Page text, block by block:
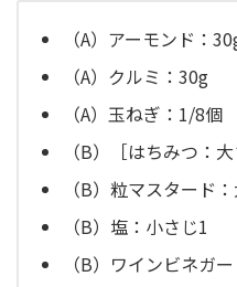
（A）アーモンド：
（A）クルミ：30g
（A）玉ねぎ：1/8個
（B）［はちみつ：
（B）粒マスタード
（B）塩：小さじ1
（B）ワインビネガ